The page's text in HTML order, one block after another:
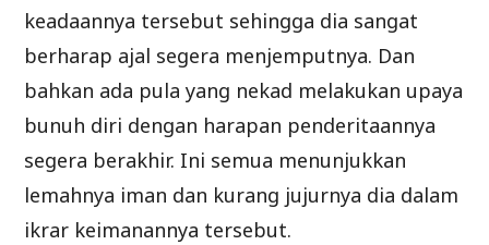
keadaannya tersebut sehingga dia sangat
berharap ajal segera menjemputnya. Dan
bahkan ada pula yang nekad melakukan upaya
bunuh diri dengan harapan penderitaannya
segera berakhir. Ini semua menunjukkan
lemahnya iman dan kurang jujurnya dia dalam
ikrar keimanannya tersebut.